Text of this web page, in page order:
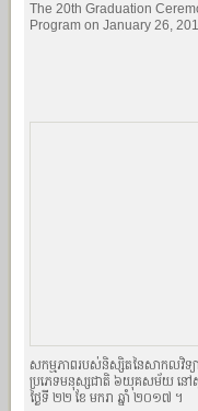
The 20th Graduation
Program on January 26,
សកម្មភាពរបស់និស្សិតនៃសាកលវិទ្យ
ប្រភេទមនុស្សជាតិ ៦យុគសម័យ នៅស្
ថ្ងៃទី ២២ ខែ មករា ឆ្នាំ ២០១៧ ។